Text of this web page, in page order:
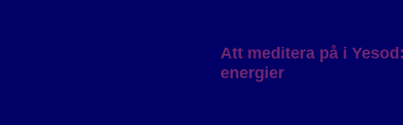
Att meditera på i
energier